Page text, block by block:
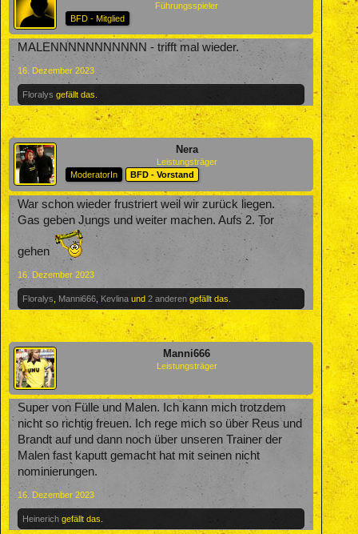
Führungsspieler
BFD - Mitglied
MALENNNNNNNNNNN - trifft mal wieder.
16. Dezember 2023
Floralys gefällt das.
Nera
Leistungsträger
ModeratorIn
BFD - Vorstand
War schon wieder frustriert weil wir zurück liegen.
Gas geben Jungs und weiter machen. Aufs 2. Tor
gehen
16. Dezember 2023
Floralys Manni666 Kevlina und 2 anderen gefällt das.
Manni666
Leistungsträger
Super von Fülle und Malen. Ich kann mich trotzdem
nicht so richtig freuen. Ich rege mich so über Reus und
Brandt auf und dann noch über unseren Trainer der
Malen fast kaputt gemacht hat mit seinen nicht
nominierungen.
16. Dezember 2023
Heinerich gefällt das.